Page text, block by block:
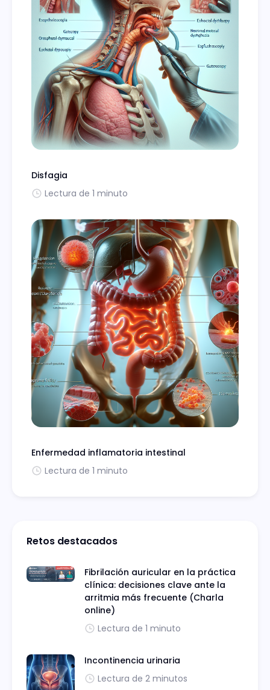
Disfagia
Lectura de 1 minuto
Enfermedad inflamatoria intestinal
Lectura de 1 minuto
Retos destacados
Fibrilación auricular en la práctica
clínica: decisiones clave ante la
arritmia más frecuente (Charla
online)
Lectura de 1 minuto
Incontinencia urinaria
Lectura de 2 minutos